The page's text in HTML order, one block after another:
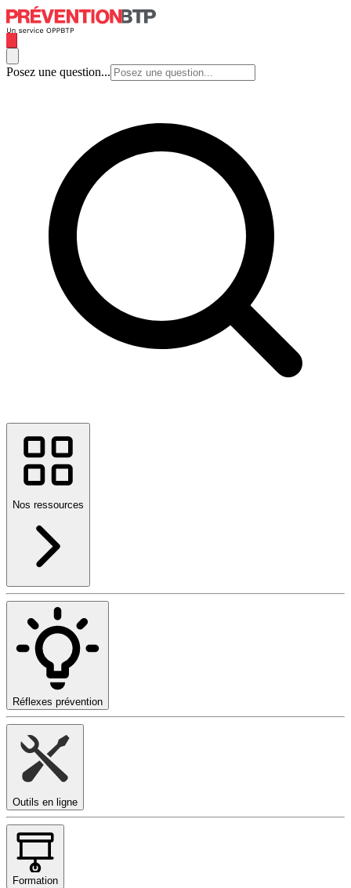
Posez une question...
Nos ressources
Réflexes prévention
Outils en ligne
Formation